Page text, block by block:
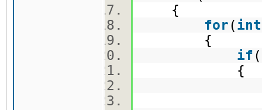
{
for(int
{
if
{